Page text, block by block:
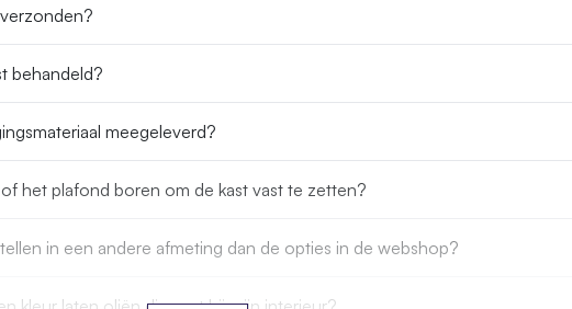
behandeld?
meegeleverd?
het plafond boren om de kast vast te zetten?
in een andere afmeting dan de opties in de webshop?